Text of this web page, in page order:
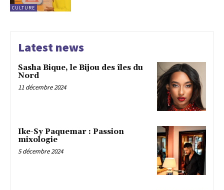
CULTURE
Latest news
Sasha Bique, le Bijou des îles du
Nord
11 décembre 2024
Ike-Sy Paquemar : Passion
mixologie
5 décembre 2024